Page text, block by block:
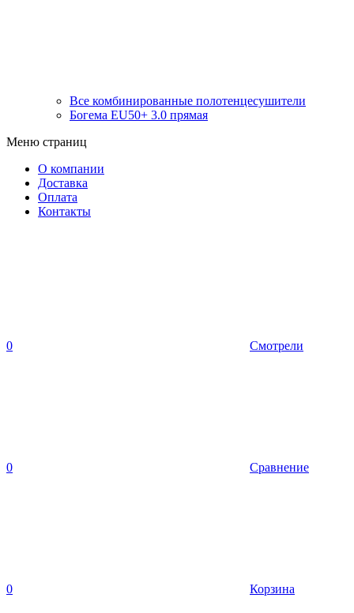
Все комбинированные полотенцесушители
Богема EU50+ 3.0 прямая
Меню страниц
О компании
Доставка
Оплата
Контакты
0 Смотрели
0 Сравнение
0 Корзина